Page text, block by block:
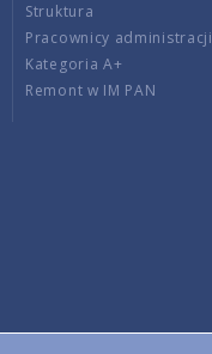
Struktura
Pracownicy administracji
Kategoria A+
Remont w IM PAN